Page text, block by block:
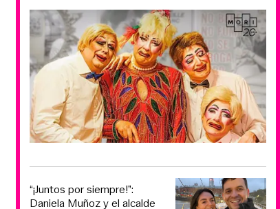
“¡Juntos por siempre!”:
Daniela Muñoz y el alcalde